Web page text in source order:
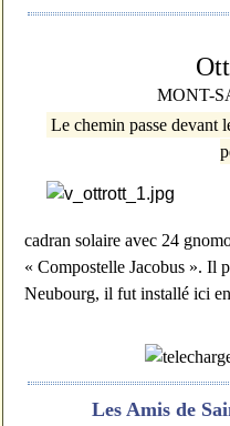
MONT-
Le chemin passe devant
cadran solaire avec 24
« Compostelle Jacobus ». Il
Neubourg, il fut installé ici
Les Amis de